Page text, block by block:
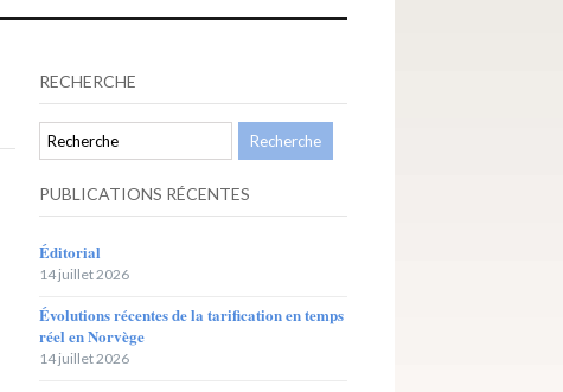
RECHERCHE
PUBLICATIONS RÉCENTES
Éditorial
14 juillet 2026
Évolutions récentes de la tarification en temps
réel en Norvège
14 juillet 2026